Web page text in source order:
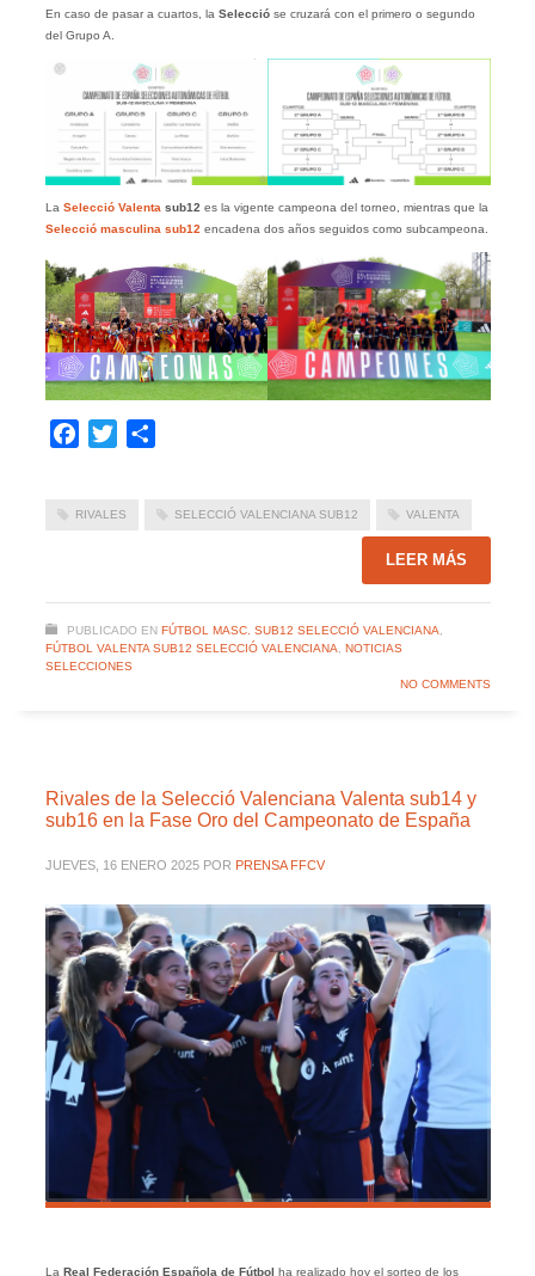
En caso de pasar a cuartos, la Seleccióse cruzará con el primero o segundo
del Grupo A.
La Selecció Valenta sub12 es la vigente campeona del torneo, mientras que la
Selecció masculina sub12 encadena dos años seguidos como subcampeona.
Facebook
Twitter
RIVALES SELECCIÓ VALENCIANA SUB12 VALENTA
LEER MÁS
PUBLICADO EN FÚTBOL MASC. SUB12 SELECCIÓ VALENCIANA,
FÚTBOL VALENTA SUB12 SELECCIÓ VALENCIANA, NOTICIAS
SELECCIONES
NO COMMENTS
Rivales de la Selecció Valenciana Valenta sub14 y
sub16 en la Fase Oro del Campeonato de España
JUEVES, 16 ENERO 2025 POR PRENSA FFCV
La Real Federación Española de Fútbol ha realizado hoy el sorteo de los